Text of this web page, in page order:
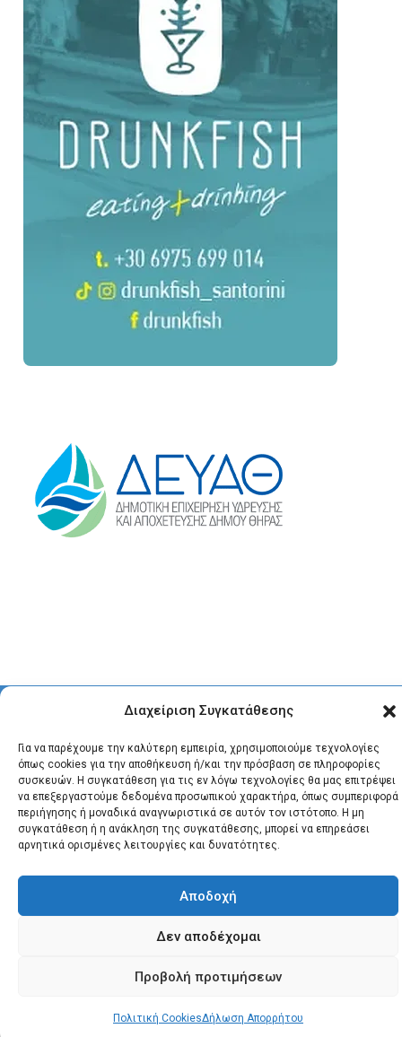
Διαχείριση Συγκατάθεσης
Για να παρέχουμε την καλύτερη εμπειρία, χρησιμοποιούμε τεχνολογίες
όπως cookies για την αποθήκευση ή/και την πρόσβαση σε πληροφορίες
συσκευών. Η συγκατάθεση για τις εν λόγω τεχνολογίες θα μας επιτρέψει
να επεξεργαστούμε δεδομένα προσωπικού χαρακτήρα, όπως συμπεριφορά
περιήγησης ή μοναδικά αναγνωριστικά σε αυτόν τον ιστότοπο. Η μη
συγκατάθεση ή η ανάκληση της συγκατάθεσης, μπορεί να επηρεάσει
αρνητικά ορισμένες λειτουργίες και δυνατότητες.
Αποδοχή
Δεν αποδέχομαι
Προβολή προτιμήσεων
Πολιτική CookiesΔήλωση Απορρήτου
© 2026 Santonews - Όλα
κατοχυρωμένα.